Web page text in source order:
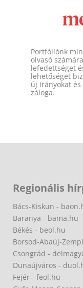
Portfóliónk
olvasó
lefedettséget
lehetőséget
új irányokat
záloga.
Regionális
Bács-Kiskun -
Baranya - bama.hu
Békés - beol.hu
Borsod-Abaúj-
Csongrád -
Dunaújváros -
Fejér - feol.hu